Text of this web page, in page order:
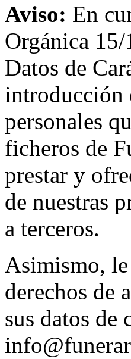
Aviso: En
Orgánica
Datos de
introducción
personales
ficheros de
prestar y
de nuestras
a terceros.
Asimismo,
derechos de
sus datos de